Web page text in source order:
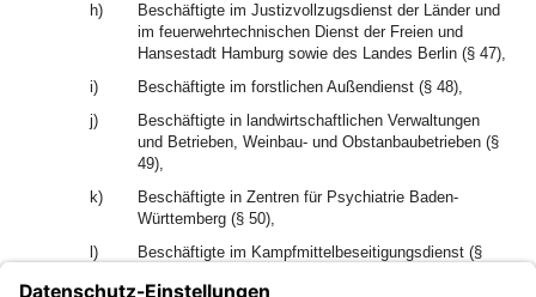
h)
Beschäftigte im Justizvollzugsdienst der Länder und
im feuerwehrtechnischen Dienst der Freien und
Hansestadt Hamburg sowie des Landes Berlin (§ 47),
i)
Beschäftigte im forstlichen Außendienst (§ 48),
j)
Beschäftigte in landwirtschaftlichen Verwaltungen
und Betrieben, Weinbau- und Obstanbaubetrieben (§
49),
k)
Beschäftigte in Zentren für Psychiatrie Baden-
Württemberg (§ 50),
l)
Beschäftigte im Kampfmittelbeseitigungsdienst (§